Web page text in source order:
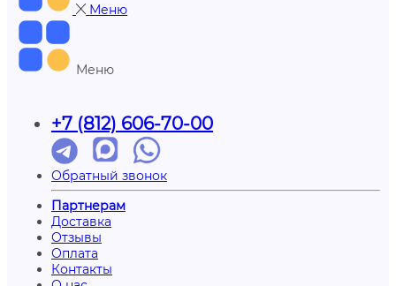
Меню
Меню
+7 (812) 606-70-00
Обратный звонок
Партнерам
Доставка
Отзывы
Оплата
Контакты